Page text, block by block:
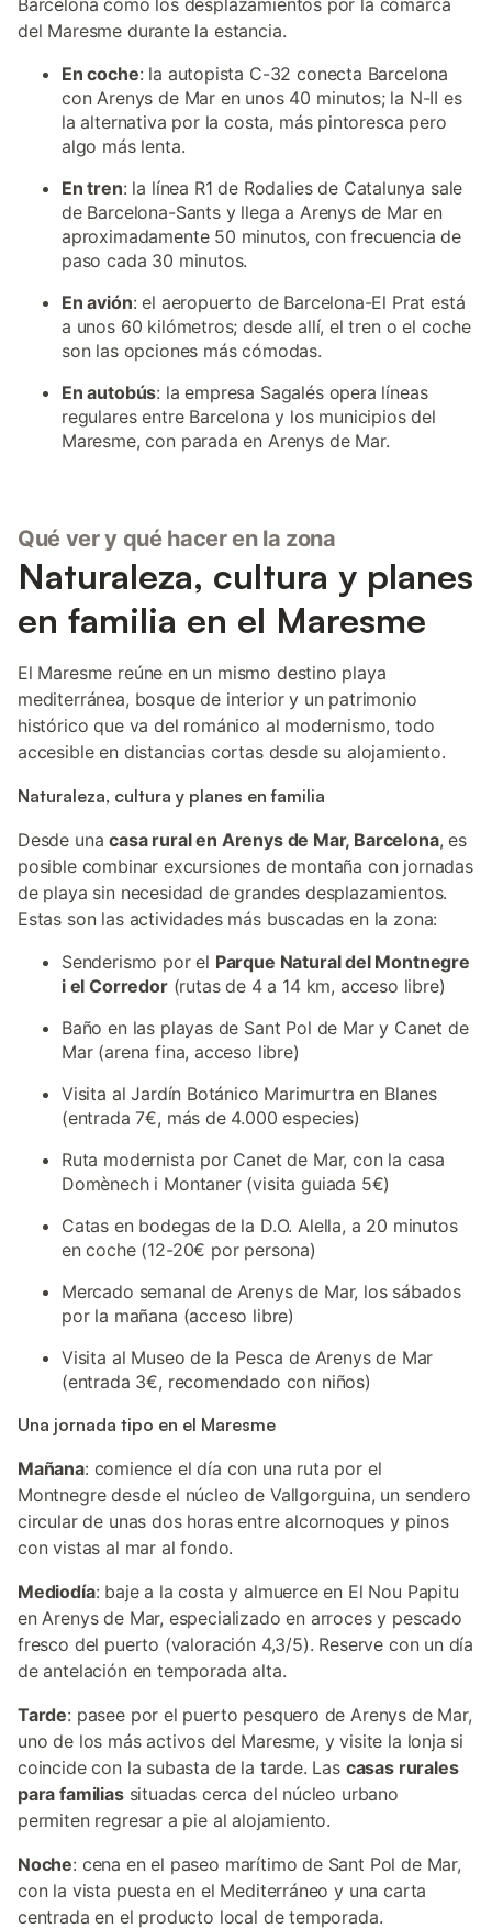
Barcelona como los desplazamientos por la comarca
del Maresme durante la estancia.
En coche: la autopista C-32 conecta Barcelona
con Arenys de Mar en unos 40 minutos; la N-II es
la alternativa por la costa, más pintoresca pero
algo más lenta.
En tren: la línea R1 de Rodalies de Catalunya sale
de Barcelona-Sants y llega a Arenys de Mar en
aproximadamente 50 minutos, con frecuencia de
paso cada 30 minutos.
En avión: el aeropuerto de Barcelona-El Prat está
a unos 60 kilómetros; desde allí, el tren o el coche
son las opciones más cómodas.
En autobús: la empresa Sagalés opera líneas
regulares entre Barcelona y los municipios del
Maresme, con parada en Arenys de Mar.
Qué ver y qué hacer en la zona
Naturaleza, cultura y planes
en familia en el Maresme
El Maresme reúne en un mismo destino playa
mediterránea, bosque de interior y un patrimonio
histórico que va del románico al modernismo, todo
accesible en distancias cortas desde su alojamiento.
Naturaleza, cultura y planes en familia
Desde unacasa rural en Arenys de Mar, Barcelona, es
posible combinar excursiones de montaña con jornadas
de playa sin necesidad de grandes desplazamientos.
Estas son las actividades más buscadas en la zona:
Senderismo por el Parque Natural del Montnegre
i el Corredor(rutas de 4 a 14 km, acceso libre)
Baño en las playas de Sant Pol de Mar y Canet de
Mar (arena fina, acceso libre)
Visita al Jardín Botánico Marimurtra en Blanes
(entrada 7€, más de 4.000 especies)
Ruta modernista por Canet de Mar, con la casa
Domènech i Montaner (visita guiada 5€)
Catas en bodegas de la D.O. Alella, a 20 minutos
en coche (12-20€ por persona)
Mercado semanal de Arenys de Mar, los sábados
por la mañana (acceso libre)
Visita al Museo de la Pesca de Arenys de Mar
(entrada 3€, recomendado con niños)
Una jornada tipo en el Maresme
Mañana: comience el día con una ruta por el
Montnegre desde el núcleo de Vallgorguina, un sendero
circular de unas dos horas entre alcornoques y pinos
con vistas al mar al fondo.
Mediodía: baje a la costa y almuerce en El Nou Papitu
en Arenys de Mar, especializado en arroces y pescado
fresco del puerto (valoración 4,3/5). Reserve con un día
de antelación en temporada alta.
Tarde: pasee por el puerto pesquero de Arenys de Mar,
uno de los más activos del Maresme, y visite la lonja si
coincide con la subasta de la tarde. Las casas rurales
para familiassituadas cerca del núcleo urbano
permiten regresar a pie al alojamiento.
Noche: cena en el paseo marítimo de Sant Pol de Mar,
con la vista puesta en el Mediterráneo y una carta
centrada en el producto local de temporada.